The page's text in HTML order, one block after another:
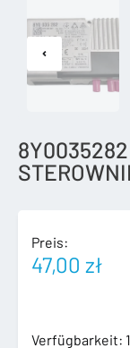
Preis:
47,00 zł
Verfügbarkeit:
8Y0035282